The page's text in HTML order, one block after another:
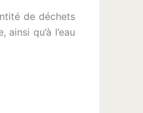
de déchets
qu’à l’eau